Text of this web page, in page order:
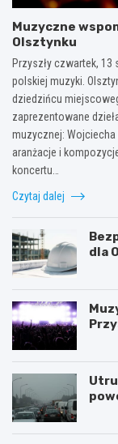
Muzyczne
Olsztynku
Przyszły czwartek,
polskiej muzyki.
dziedzińcu
zaprezentowane
muzycznej: Wojciecha
aranżacje i
koncertu…
Czytaj dalej
dla